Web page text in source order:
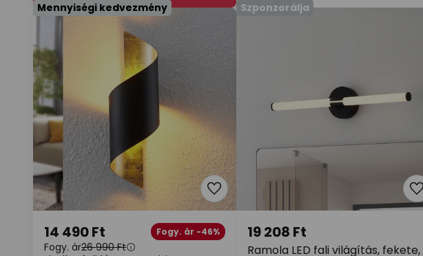
Mennyiségi kedvezmény
14 490 Ft Fogy. ár -46%
Fogy. ár26 990 Ft
Szponzorálja
Ramola LED fali világítás, fekete,
19 208 Ft